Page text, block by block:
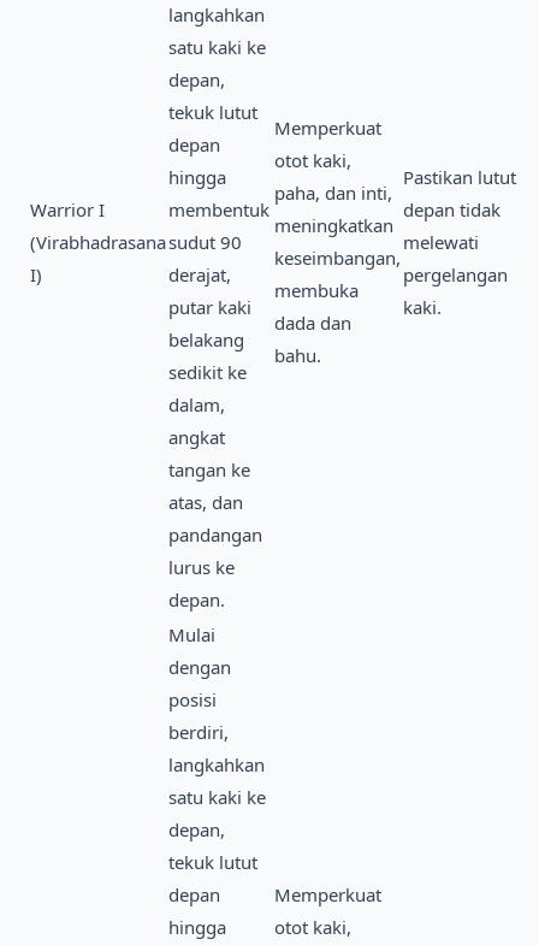
Warrior I
(Virabhadrasana
I)
langkahkan
satu kaki ke
depan,
tekuk lutut
depan
hingga
membentuk
sudut 90
derajat,
putar kaki
belakang
sedikit ke
dalam,
angkat
tangan ke
atas, dan
pandangan
lurus ke
depan.
Memperkuat
otot kaki,
paha, dan inti,
meningkatkan
keseimbangan,
membuka
dada dan
bahu.
Pastikan lutut
depan tidak
melewati
pergelangan
kaki.
Mulai
dengan
posisi
berdiri,
langkahkan
satu kaki ke
depan,
tekuk lutut
depan
hingga
Memperkuat
otot kaki,